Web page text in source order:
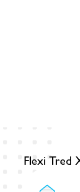
Flexi Tred